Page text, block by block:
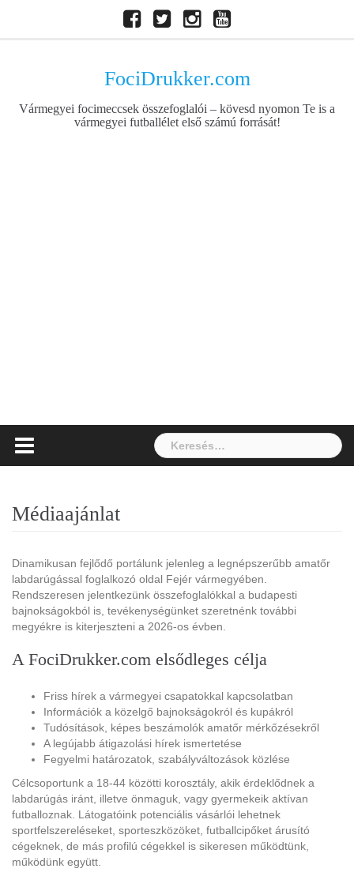
Facebook
TwitterInstagramYoutube
FociDrukker.com
Vármegyei focimeccsek összefoglalói – kövesd nyomon Te is a
vármegyei futballélet első számú forrását!
Keresés:
Médiaajánlat
Dinamikusan fejlődő portálunk jelenleg a legnépszerűbb amatőr
labdarúgással foglalkozó oldal Fejér vármegyében.
Rendszeresen jelentkezünk összefoglalókkal a budapesti
bajnokságokból is, tevékenységünket szeretnénk további
megyékre is kiterjeszteni a 2026-os évben.
A FociDrukker.com elsődleges célja
Friss hírek a vármegyei csapatokkal kapcsolatban
Információk a közelgő bajnokságokról és kupákról
Tudósítások, képes beszámolók amatőr mérkőzésekről
A legújabb átigazolási hírek ismertetése
Fegyelmi határozatok, szabályváltozások közlése
Célcsoportunk a 18-44 közötti korosztály, akik érdeklődnek a
labdarúgás iránt, illetve önmaguk, vagy gyermekeik aktívan
futballoznak. Látogatóink potenciális vásárlói lehetnek
sportfelszereléseket, sporteszközöket, futballcipőket árusító
cégeknek, de más profilú cégekkel is sikeresen működtünk,
működünk együtt.